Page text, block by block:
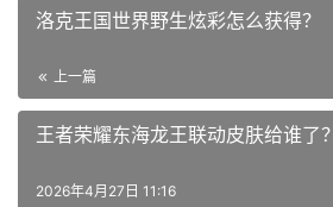
洛克王国世界野生炫彩怎么获得？
上一篇
王者荣耀东海龙王联动皮肤给谁了？
2026年4月27日 11:16